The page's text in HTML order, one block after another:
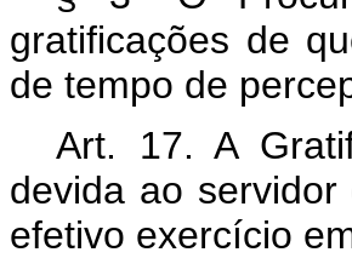
gratificações de
de tempo de
Art. 17. A
devida ao
efetivo exercício